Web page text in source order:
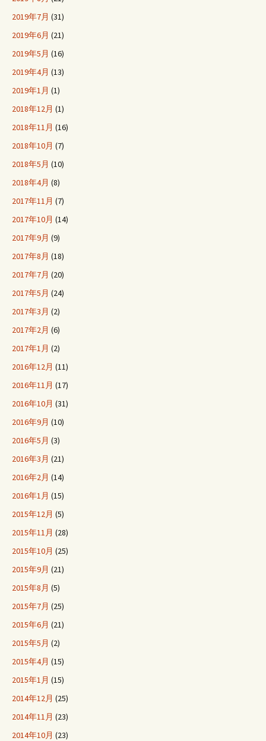
2019年7月 (31)
2019年6月 (21)
2019年5月 (16)
2019年4月 (13)
2019年1月 (1)
2018年12月 (1)
2018年11月 (16)
2018年10月 (7)
2018年5月 (10)
2018年4月 (8)
2017年11月 (7)
2017年10月 (14)
2017年9月 (9)
2017年8月 (18)
2017年7月 (20)
2017年5月 (24)
2017年3月 (2)
2017年2月 (6)
2017年1月 (2)
2016年12月 (11)
2016年11月 (17)
2016年10月 (31)
2016年9月 (10)
2016年5月 (3)
2016年3月 (21)
2016年2月 (14)
2016年1月 (15)
2015年12月 (5)
2015年11月 (28)
2015年10月 (25)
2015年9月 (21)
2015年8月 (5)
2015年7月 (25)
2015年6月 (21)
2015年5月 (2)
2015年4月 (15)
2015年1月 (15)
2014年12月 (25)
2014年11月 (23)
2014年10月 (23)